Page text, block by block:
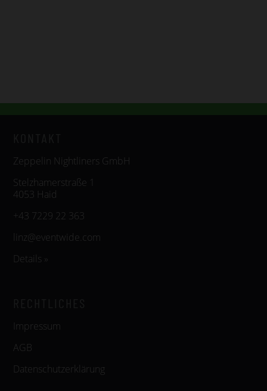
Zeppelin Nightliners GmbH
Stelzhamerstraße 1
4053 Haid
+43 7229 22 363
linz@eventwide.com
Details »
Impressum
AGB
Datenschutzerklärung